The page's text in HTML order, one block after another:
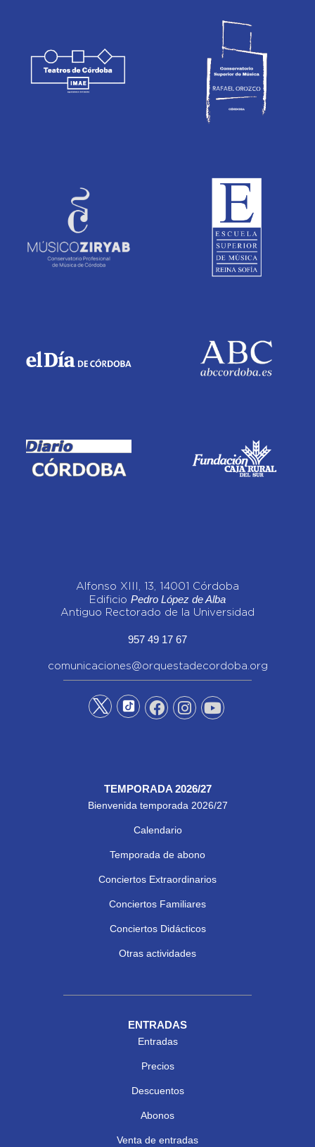
Alfonso XIII, 13, 14001 Córdoba
Edificio Pedro López de Alba
Antiguo Rectorado de la Universidad
957 49 17 67
comunicaciones@orquestadecordoba.org
TEMPORADA 2026/27
Bienvenida temporada 2026/27
Calendario
Temporada de abono
Conciertos Extraordinarios
Conciertos Familiares
Conciertos Didácticos
Otras actividades
ENTRADAS
Entradas
Precios
Descuentos
Abonos
Venta de entradas